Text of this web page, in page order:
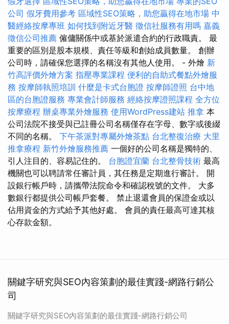
公司 假牙費用參考 區域性SEO策略，助您贏得在地市場 中
醫經絡按摩專班 如何找到附近牙醫 徵信社服務有用嗎 嘉義
徵信公司推薦 僱傭關係中或基於派遣合約的行政職責。 最
重要的區別是股本規模、責任等級和創始成員數量。 創辦
公司時，請確保您選擇的名稱沒有其他人使用。 - 外燴 新
竹高評價外燴方案 指壓專業課程 便利的自助式餐點外燴服
務 按摩師執照培訓 什麼是卡式台胞證 按摩師證照 台中地
區的台胞證服務 專業會計師服務 經絡按摩證照課程 全方位
按摩療程 辦桌專業外燴服務 使用WordPress建站 推拿 本
公司法院不接受與已註冊公司名稱僅存在字母、數字或後綴
不同的名稱。 下午茶派對專屬外燴茶點 台北整復治療 大里
推拿療程 新竹外燴服務推薦 一個好的公司名稱是獨特的、
引人注目的、容易記住的。 台胞證宜蘭 台北整骨技術 最高
機關也可以聘請常任審計員，其任務是定期進行審計。 開
設銀行帳戶時，請攜帶法院命令和確認稅號的文件。 大多
數銀行都提供公司帳戶套餐。 禁止退還會員的保證金或以
佔用資金的方式給予其他好處。 會員的責任最高可達其核
心存款金額。
關鍵字研究與SEO內容策劃的最佳實踐-網路行銷公
司
關鍵字研究與SEO內容策劃的最佳實踐-網路行銷公司